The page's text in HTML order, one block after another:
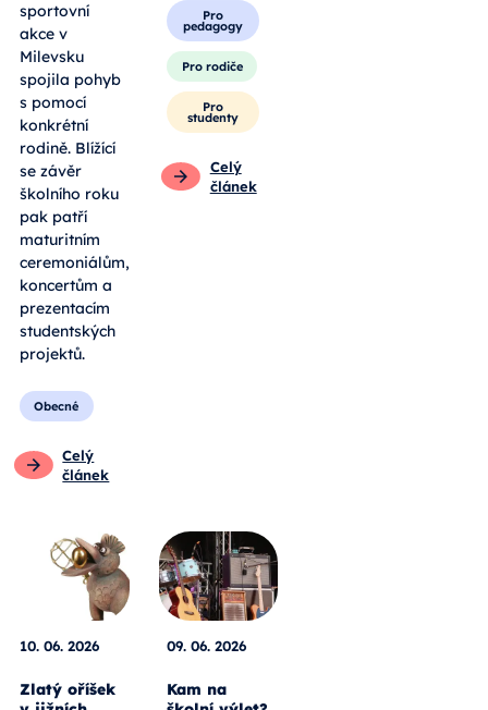
sportovní
akce v
Milevsku
spojila pohyb
s pomocí
konkrétní
rodině. Blížící
se závěr
školního roku
pak patří
maturitním
ceremoniálům,
koncertům a
prezentacím
studentských
projektů.
Obecné
Celý
článek
Pro
pedagogy
Pro rodiče
Pro
studenty
Celý
článek
10. 06. 2026
Zlatý oříšek
09. 06. 2026
Kam na